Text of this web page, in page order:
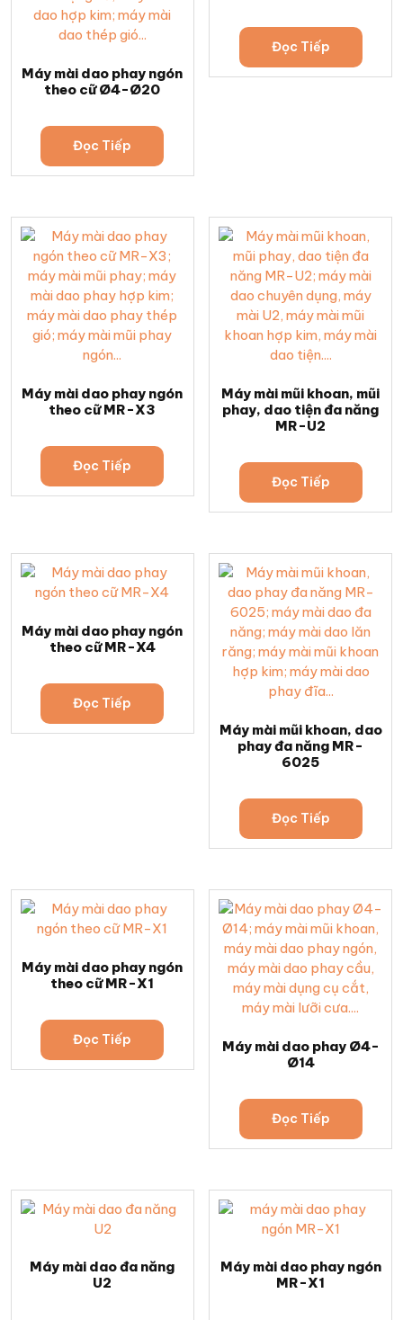
Máy mài dao phay ngón
theo cữ Ø4-Ø20
Đọc Tiếp
Đọc Tiếp
Máy mài dao phay ngón
theo cữ MR-X3
Đọc Tiếp
Máy mài mũi khoan, mũi
phay, dao tiện đa năng
MR-U2
Đọc Tiếp
Máy mài dao phay ngón
theo cữ MR-X4
Đọc Tiếp
Máy mài mũi khoan, dao
phay đa năng MR-
6025
Đọc Tiếp
Máy mài dao phay ngón
theo cữ MR-X1
Đọc Tiếp
Máy mài dao phay Ø4-
Ø14
Đọc Tiếp
Máy mài dao đa năng
U2
Máy mài dao phay ngón
MR-X1